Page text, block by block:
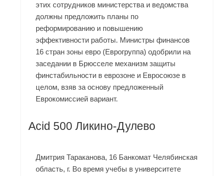
этих сотрудников министерства и ведомства
должны предложить планы по
реформированию и повышению
эффективности работы. Министры финансов
16 стран зоны евро (Еврогруппа) одобрили на
заседании в Брюсселе механизм защиты
финстабильности в еврозоне и Евросоюзе в
целом, взяв за основу предложенный
Еврокомиссией вариант.
Acid 500 Ликино-Дулево
Дмитрия Тараканова, 16 Банкомат Челябинская
область, г. Во время учебы в университете